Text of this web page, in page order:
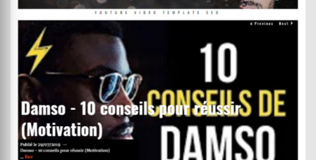
Withemes Black Panda
ACHETER
02 août 2019